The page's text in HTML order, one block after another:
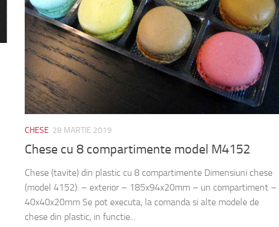
CHESE 28 MARTIE 2019
Chese cu 8 compartimente model M4152
Chese (tavite) din plastic cu 8 compartimente Dimensiuni chese
(model 4152): – exterior – 185x94x20mm – un compartiment –
40x40x20mm Se pot executa, la comanda si alte modele de
chese din plastic, in functie...